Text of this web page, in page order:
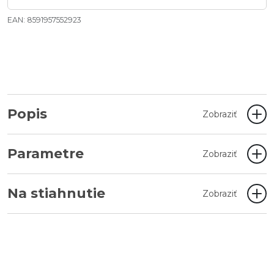
EAN: 8591957552923
Popis Zobraziť
Parametre Zobraziť
Na stiahnutie Zobraziť